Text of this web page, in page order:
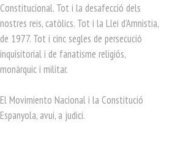
Constitucional. Tot i la desafecció dels
nostres reis, catòlics. Tot i la Llei d’Amnistia,
de 1977. Tot i cinc segles de persecució
inquisitorial i de fanatisme religiós,
monàrquic i militar.
El Movimiento Nacional i la Constitució
Espanyola, avui, a judici.